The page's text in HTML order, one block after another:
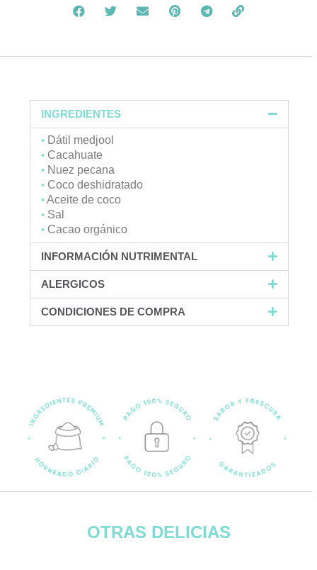
INGREDIENTES
• Dátil medjool
• Cacahuate
• Nuez pecana
• Coco deshidratado
•Aceite de coco
• Sal
• Cacao orgánico
INFORMACIÓN NUTRIMENTAL
ALERGICOS
CONDICIONES DE COMPRA
OTRAS DELICIAS